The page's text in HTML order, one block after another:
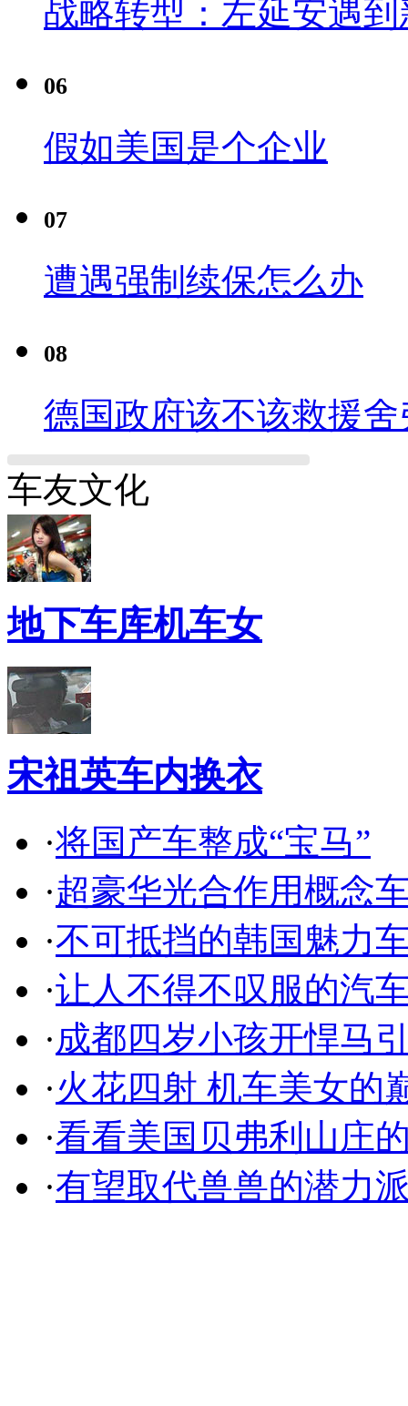
战略转型：左延安遇
06
假如美国是个企业
07
遭遇强制续保怎么办
08
德国政府该不该救援舍
车友文化
地下车库机车女
宋祖英车内换衣
·将国产车整成“宝马”
·超豪华光合作用概念
·不可抵挡的韩国魅力
·让人不得不叹服的汽
·成都四岁小孩开悍马
·火花四射 机车美女的
·看看美国贝弗利山庄
·有望取代兽兽的潜力